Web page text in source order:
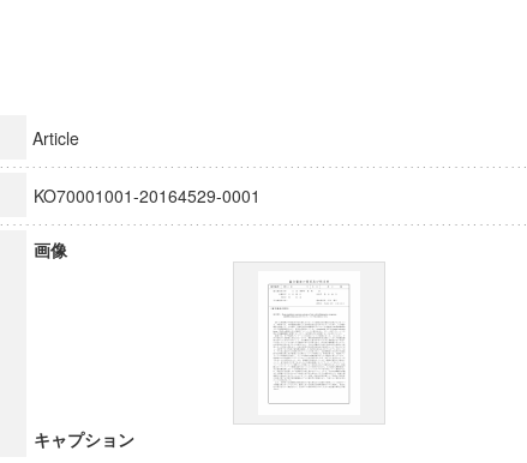
Article
KO70001001-20164529-0001
画像
キャプション